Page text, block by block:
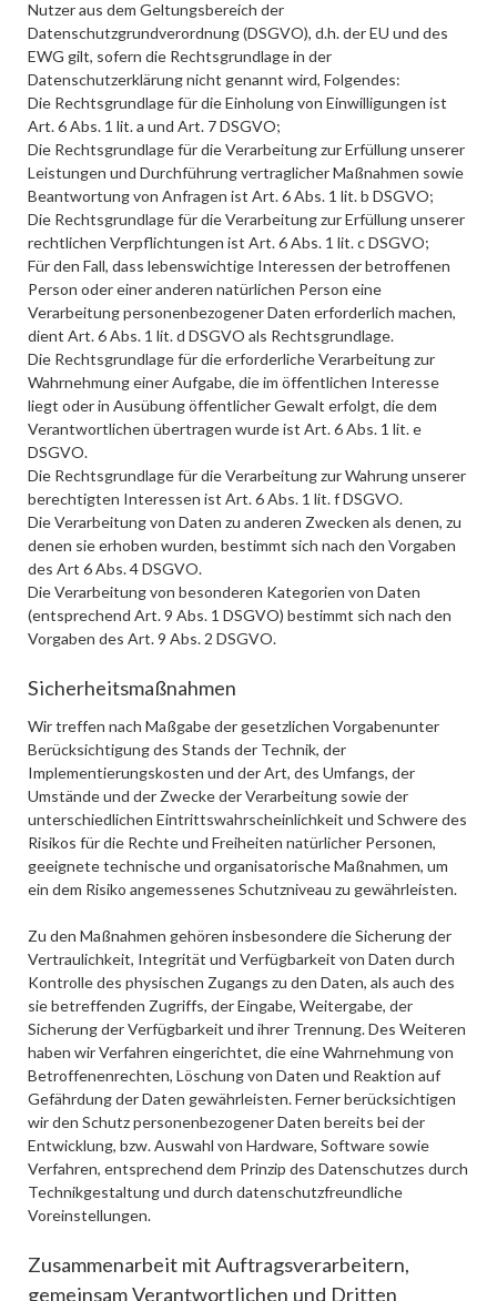
Nutzer aus dem Geltungsbereich der
Datenschutzgrundverordnung (DSGVO), d.h. der EU und des
EWG gilt, sofern die Rechtsgrundlage in der
Datenschutzerklärung nicht genannt wird, Folgendes:
Die Rechtsgrundlage für die Einholung von Einwilligungen ist
Art. 6 Abs. 1 lit. a und Art. 7 DSGVO;
Die Rechtsgrundlage für die Verarbeitung zur Erfüllung unserer
Leistungen und Durchführung vertraglicher Maßnahmen sowie
Beantwortung von Anfragen ist Art. 6 Abs. 1 lit. b DSGVO;
Die Rechtsgrundlage für die Verarbeitung zur Erfüllung unserer
rechtlichen Verpflichtungen ist Art. 6 Abs. 1 lit. c DSGVO;
Für den Fall, dass lebenswichtige Interessen der betroffenen
Person oder einer anderen natürlichen Person eine
Verarbeitung personenbezogener Daten erforderlich machen,
dient Art. 6 Abs. 1 lit. d DSGVO als Rechtsgrundlage.
Die Rechtsgrundlage für die erforderliche Verarbeitung zur
Wahrnehmung einer Aufgabe, die im öffentlichen Interesse
liegt oder in Ausübung öffentlicher Gewalt erfolgt, die dem
Verantwortlichen übertragen wurde ist Art. 6 Abs. 1 lit. e
DSGVO.
Die Rechtsgrundlage für die Verarbeitung zur Wahrung unserer
berechtigten Interessen ist Art. 6 Abs. 1 lit. f DSGVO.
Die Verarbeitung von Daten zu anderen Zwecken als denen, zu
denen sie erhoben wurden, bestimmt sich nach den Vorgaben
des Art 6 Abs. 4 DSGVO.
Die Verarbeitung von besonderen Kategorien von Daten
(entsprechend Art. 9 Abs. 1 DSGVO) bestimmt sich nach den
Vorgaben des Art. 9 Abs. 2 DSGVO.
Sicherheitsmaßnahmen
Wir treffen nach Maßgabe der gesetzlichen Vorgabenunter
Berücksichtigung des Stands der Technik, der
Implementierungskosten und der Art, des Umfangs, der
Umstände und der Zwecke der Verarbeitung sowie der
unterschiedlichen Eintrittswahrscheinlichkeit und Schwere des
Risikos für die Rechte und Freiheiten natürlicher Personen,
geeignete technische und organisatorische Maßnahmen, um
ein dem Risiko angemessenes Schutzniveau zu gewährleisten.
Zu den Maßnahmen gehören insbesondere die Sicherung der
Vertraulichkeit, Integrität und Verfügbarkeit von Daten durch
Kontrolle des physischen Zugangs zu den Daten, als auch des
sie betreffenden Zugriffs, der Eingabe, Weitergabe, der
Sicherung der Verfügbarkeit und ihrer Trennung. Des Weiteren
haben wir Verfahren eingerichtet, die eine Wahrnehmung von
Betroffenenrechten, Löschung von Daten und Reaktion auf
Gefährdung der Daten gewährleisten. Ferner berücksichtigen
wir den Schutz personenbezogener Daten bereits bei der
Entwicklung, bzw. Auswahl von Hardware, Software sowie
Verfahren, entsprechend dem Prinzip des Datenschutzes durch
Technikgestaltung und durch datenschutzfreundliche
Voreinstellungen.
Zusammenarbeit mit Auftragsverarbeitern,
gemeinsam Verantwortlichen und Dritten